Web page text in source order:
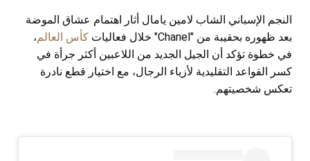
النجم الإسباني الشاب لامين يامال أثار اهتمام عشاق الموضة
بعد ظهوره بحقيبة من "Chanel" خلال فعاليات
كأس العالم،
في خطوة تؤكد أن الجيل الجديد من اللاعبين أكثر جرأة في
كسر القواعد التقليدية لأزياء الرجال، مع اختيار قطع نادرة
تعكس شخصيتهم.